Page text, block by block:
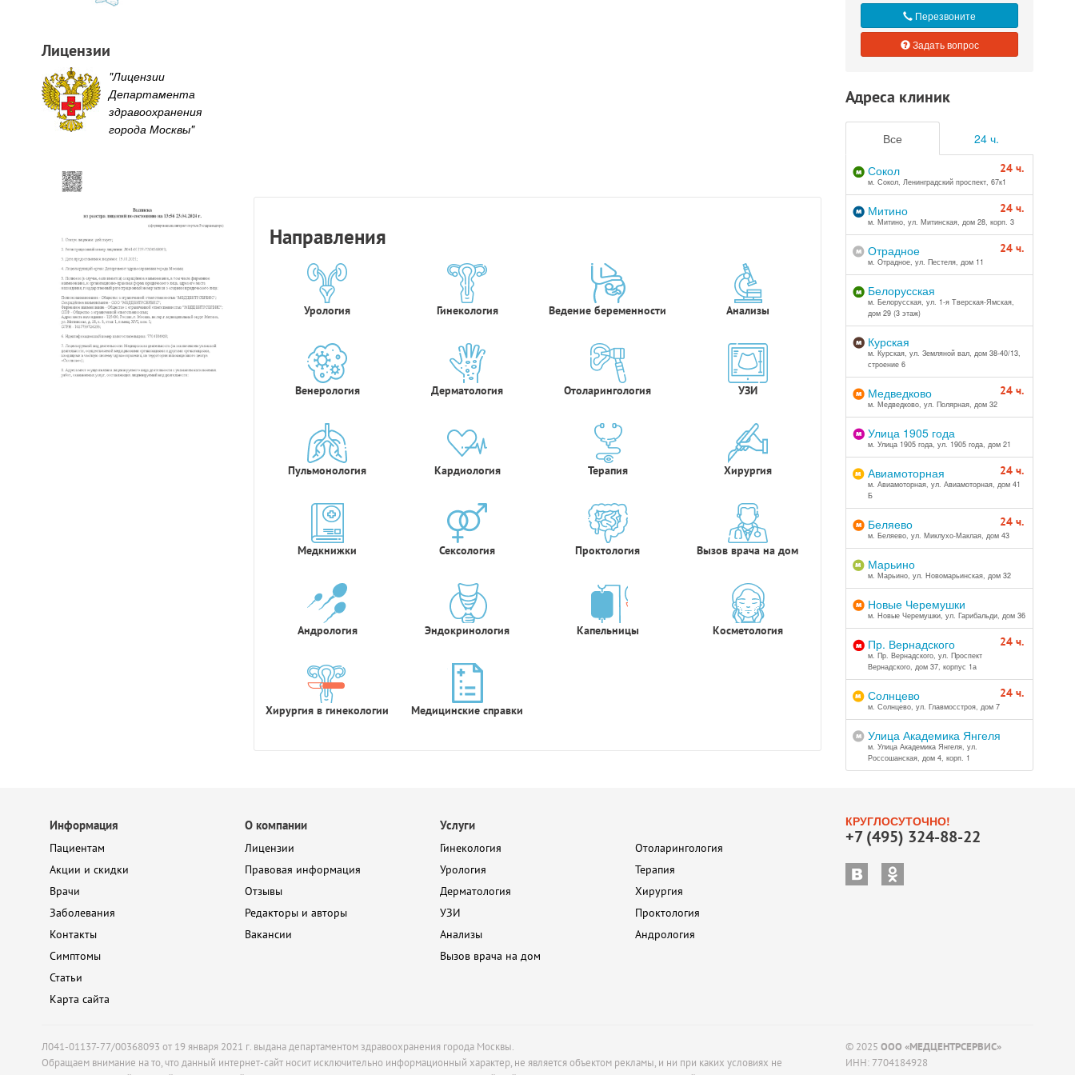
Направления
Урология Гинекология Ведение беременности Анализы
Венерология Дерматология Отоларингология УЗИ
Пульмонология Кардиология Терапия Хирургия
Медкнижки Сексология Проктология Вызов врача на дом
Андрология Эндокринология Капельницы Косметология
Хирургия в гинекологии Медицинские справки
Лицензии
"Лицензии
Департамента
здравоохранения
города Москвы"
Перезвоните
Задать вопрос
Адреса клиник
Все
24 ч.
Сокол
м. Сокол, Ленинградский проспект, 67к1
24 ч.
Митино
м. Митино, ул. Митинская, дом 28, корп. 3
24 ч.
Отрадное
м. Отрадное, ул. Пестеля, дом 11
24 ч.
Белорусская
м. Белорусская, ул. 1-я Тверская-Ямская,
дом 29 (3 этаж)
Курская
м. Курская, ул. Земляной вал, дом 38-40/13,
строение 6
Медведково
м. Медведково, ул. Полярная, дом 32
24 ч.
Улица 1905 года
м. Улица 1905 года, ул. 1905 года, дом 21
Авиамоторная
м. Авиамоторная, ул. Авиамоторная, дом 41
Б
24 ч.
Беляево
м. Беляево, ул. Миклухо-Маклая, дом 43
24 ч.
Марьино
м. Марьино, ул. Новомарьинская, дом 32
Новые Черемушки
м. Новые Черемушки, ул. Гарибальди, дом 36
Пр. Вернадского
м. Пр. Вернадского, ул. Проспект
Вернадского, дом 37, корпус 1а
24 ч.
Солнцево
м. Солнцево, ул. Главмосстроя, дом 7
24 ч.
Улица Академика Янгеля
м. Улица Академика Янгеля, ул.
Россошанская, дом 4, корп. 1
Информация
Пациентам
Акции и скидки
Врачи
Заболевания
Контакты
Симптомы
Статьи
Карта сайта
О компании
Лицензии
Правовая информация
Отзывы
Редакторы и авторы
Вакансии
Услуги
Гинекология
Урология
Дерматология
УЗИ
Анализы
Вызов врача на дом
Отоларингология
Терапия
Хирургия
Проктология
Андрология
КРУГЛОСУТОЧНО!
+7 (495) 324-88-22
Л041-01137-77/00368093 от 19 января 2021 г. выдана департаментом здравоохранения города Москвы.
Обращаем внимание на то, что данный интернет-сайт носит исключительно информационный характер, не является объектом рекламы, и ни при каких условиях не
© 2025ООО «МЕДЦЕНТРСЕРВИС»
ИНН: 7704184928